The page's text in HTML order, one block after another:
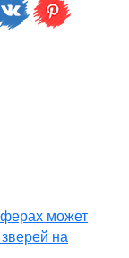
может
на